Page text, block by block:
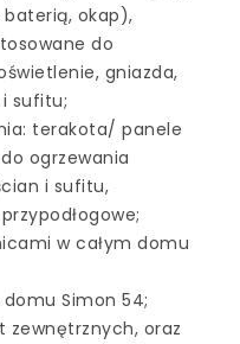
baterią, okap),
do
gniazda,
sufitu;
terakota/ panele
ogrzewania
i sufitu,
w całym domu
domu Simon 54;
zewnętrznych, oraz